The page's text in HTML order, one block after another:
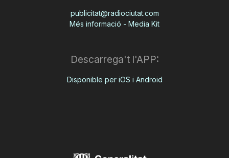
publicitat@radiociutat.com
Més informació - Media Kit
Descarrega't l'APP:
Disponible per iOS i Android